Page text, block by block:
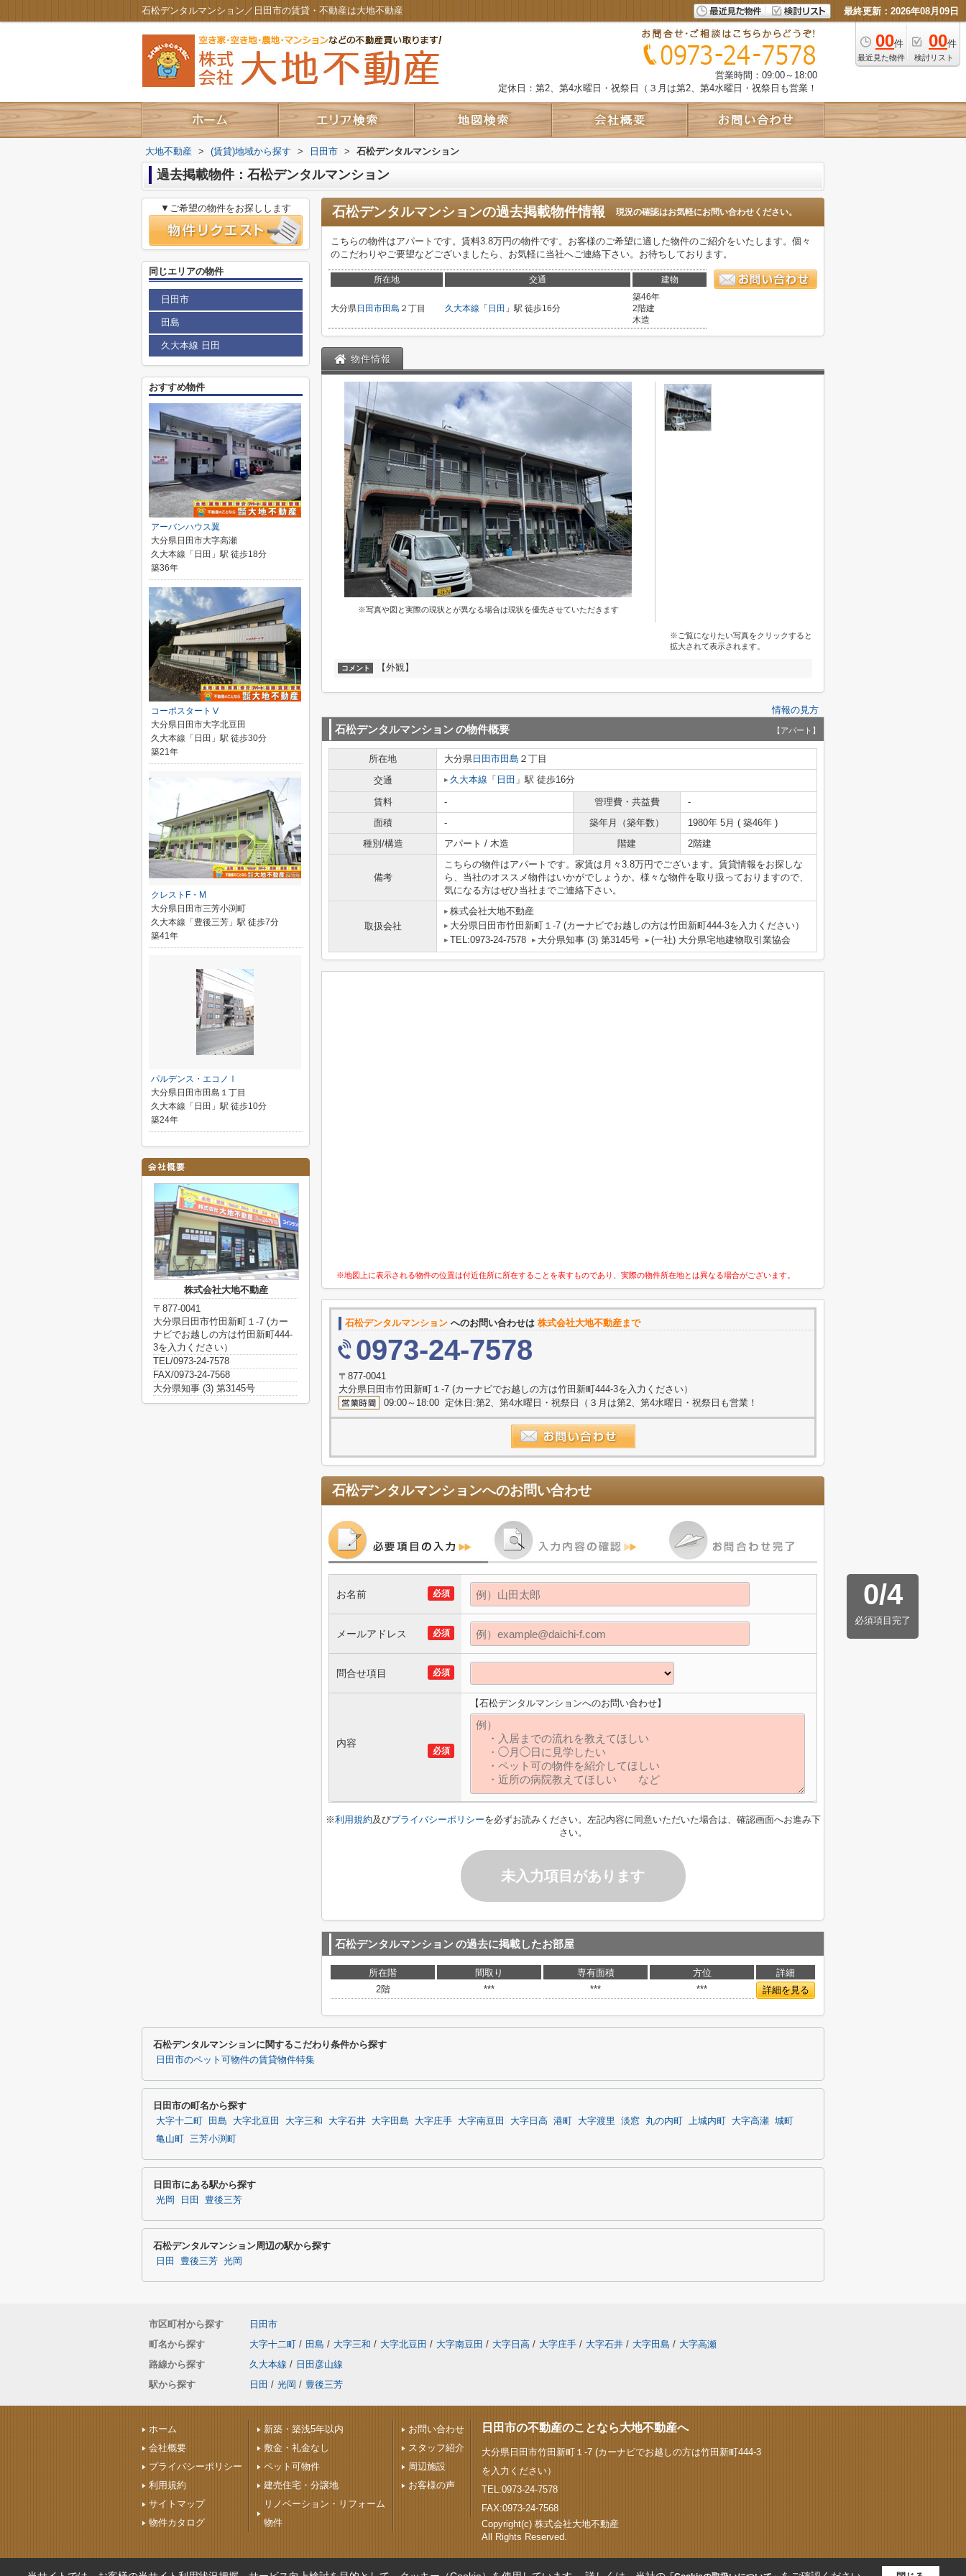
石松デンタルマンション／日田市の賃貸・不動産は大地不動産 最終更新：2026年08月09日
00件
最近見た物件
00件
検討リスト
営業時間：09:00～18:00
定休日：第2、第4水曜日・祝祭日（３月は第2、第4水曜日・祝祭日も営業！
大地不動産 > (賃貸)地域から探す > 日田市 > 石松デンタルマンション
過去掲載物件：石松デンタルマンション
石松デンタルマンションの過去掲載物件情報 現況の確認はお気軽にお問い合わせください。
こちらの物件はアパートです。賃料3.8万円の物件です。お客様のご希望に適した物件のご紹介をいたします。個々
のこだわりやご要望などございましたら、お気軽に当社へご連絡下さい。お待ちしております。
所在地 交通 建物
大分県日田市田島 ２丁目 久大本線 「 日田 」駅 徒歩16分
築46年
2階建
木造
物件情報
※写真や図と実際の現状とが異なる場合は現状を優先させていただきます
※ご覧になりたい写真をクリックすると
拡大されて表示されます。
コメント 【外観】
情報の見方
石松デンタルマンションの物件概要 【アパート】
所在地 大分県 日田市田島 ２丁目
交通
久大本線 「 日田 」駅 徒歩16分
賃料 - 管理費・共益費
-
面積
- 築年月（築年数）
1980年 5月 ( 築46年 )
種別/構造
アパート / 木造 階建 2階建
備考
こちらの物件はアパートです。家賃は月々3.8万円でございます。賃貸情報をお探しな
ら、当社のオススメ物件はいかがでしょうか。様々な物件を取り扱っておりますので、
気になる方はぜひ当社までご連絡下さい。
取扱会社
株式会社大地不動産
大分県日田市竹田新町１-7 (カーナビでお越しの方は竹田新町444-3を入力ください）
TEL:0973-24-7578
大分県知事 (3) 第3145号 (一社) 大分県宅地建物取引業協会
※地図上に表示される物件の位置は付近住所に所在することを表すものであり、実際の物件所在地とは異なる場合がございます。
石松デンタルマンション へのお問い合わせは 株式会社大地不動産まで
0973-24-7578
〒877-0041
大分県日田市竹田新町１-7 (カーナビでお越しの方は竹田新町444-3を入力ください）
09:00～18:00 定休日:第2、第4水曜日・祝祭日（３月は第2、第4水曜日・祝祭日も営業！
石松デンタルマンションへのお問い合わせ
0/4
必須項目完了
必須
お名前
必須
メールアドレス
必須
問合せ項目
必須
内容
【石松デンタルマンションへのお問い合わせ】
※利用規約及びプライバシーポリシーを必ずお読みください。左記内容に同意いただいた場合は、確認画面へお進み下
さい。
未入力項目があります
石松デンタルマンションの過去に掲載したお部屋
所在階 間取り 専有面積 方位
詳細
2階
*** *** *** 詳細を見る
▼ご希望の物件をお探しします
同じエリアの物件
日田市
田島
久大本線 日田
おすすめ物件
アーバンハウス翼
大分県日田市大字高瀬
久大本線「日田」駅 徒歩18分
築36年
コーポスタートⅤ
大分県日田市大字北豆田
久大本線「日田」駅 徒歩30分
築21年
クレストF・M
大分県日田市三芳小渕町
久大本線「豊後三芳」駅 徒歩7分
築41年
パルデンス・エコノⅠ
大分県日田市田島１丁目
久大本線「日田」駅 徒歩10分
築24年
株式会社大地不動産
〒877-0041
大分県日田市竹田新町１-7 (カー
ナビでお越しの方は竹田新町444-
3を入力ください）
TEL/0973-24-7578
FAX/0973-24-7568
大分県知事 (3) 第3145号
石松デンタルマンションに関するこだわり条件から探す
日田市のペット可物件の賃貸物件特集
日田市の町名から探す
大字十二町 田島 大字北豆田 大字三和 大字石井 大字田島 大字庄手 大字南豆田 大字日高 港町 大字渡里 淡窓 丸の内町 上城内町 大字高瀬
城町
亀山町
三芳小渕町
日田市にある駅から探す
光岡 日田 豊後三芳
石松デンタルマンション周辺の駅から探す
日田 豊後三芳 光岡
市区町村から探す
日田市
町名から探す
大字十二町 / 田島 / 大字三和 / 大字北豆田 / 大字南豆田 / 大字日高 / 大字庄手 / 大字石井 / 大字田島 / 大字高瀬
路線から探す
久大本線 / 日田彦山線
駅から探す
日田 / 光岡 / 豊後三芳
ホーム
会社概要
プライバシーポリシー
利用規約
サイトマップ
物件カタログ
新築・築浅5年以内
敷金・礼金なし
ペット可物件
建売住宅・分譲地
リノベーション・リフォーム
物件
お問い合わせ
スタッフ紹介
周辺施設
お客様の声
日田市の不動産のことなら大地不動産へ
大分県日田市竹田新町１-7 (カーナビでお越しの方は竹田新町444-3
を入力ください）
TEL:0973-24-7578
FAX:0973-24-7568
Copyright(c) 株式会社大地不動産
All Rights Reserved.